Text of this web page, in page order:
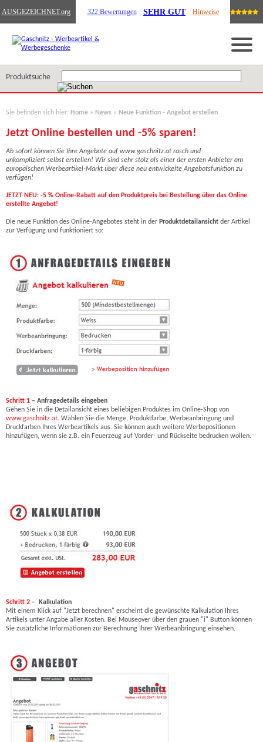
AUSGEZEICHNET.org 322 Bewertungen SEHR GUT Hinweise
Produktsuche
Sie befinden sich hier: Home » News » Neue Funktion - Angebot erstellen
Jetzt Online bestellen und -5% sparen!
Ab sofort können Sie Ihre Angebote auf www.gaschnitz.at rasch und
unkompliziert selbst erstellen! Wir sind sehr stolz als einer der ersten Anbieter am
europäischen Werbeartikel-Markt über diese neu entwickelte Angebotsfunktion zu
verfügen!
JETZT NEU: -5 % Online-Rabatt auf den Produktpreis bei Bestellung über das Online
erstellte Angebot!
Die neue Funktion des Online-Angebotes steht in der Produktdetailansicht der Artikel
zur Verfügung und funktioniert so:
Schritt 1 – Anfragedetails eingeben
Gehen Sie in die Detailansicht eines beliebigen Produktes im Online-Shop von
www.gaschnitz.at. Wählen Sie die Menge, Produktfarbe, Werbeanbringung und
Druckfarben Ihres Werbeartikels aus. Sie können auch weitere Werbepositionen
hinzufügen, wenn sie z.B. ein Feuerzeug auf Vorder- und Rückseite bedrucken wollen.
Schritt 2 – Kalkulation
Mit einem Klick auf "Jetzt berechnen" erscheint die gewünschte Kalkulation Ihres
Artikels unter Angabe aller Kosten. Bei Mouseover über den grauen "i" Button können
Sie zusätzliche Informationen zur Berechnung Ihrer Werbeanbringung einsehen.